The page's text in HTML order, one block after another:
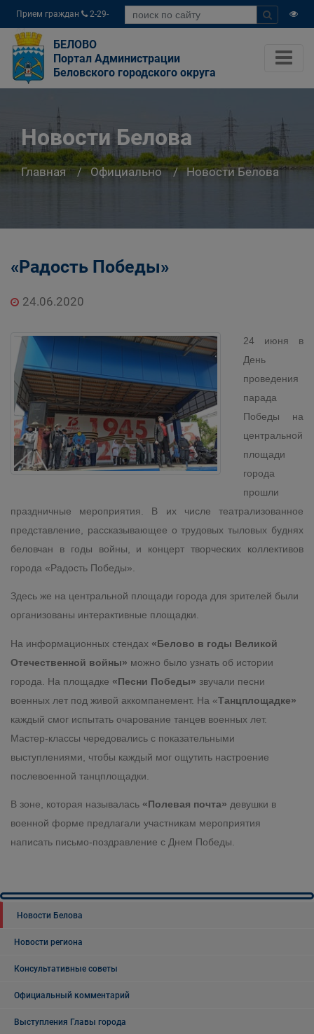
Прием граждан
2-29-
04
БЕЛОВО
Портал Администрации
Беловского городского округа
Новости Белова
Главная Официально Новости Белова
«Радость Победы»
24.06.2020
24 июня в
День
проведения
парада
Победы на
центральной
площади
города
прошли
праздничные мероприятия. В их числе театрализованное
представление, рассказывающее о трудовых тыловых буднях
беловчан в годы войны, и концерт творческих коллективов
города «Радость Победы».
Здесь же на центральной площади города для зрителей были
организованы интерактивные площадки.
На информационных стендах «Белово в годы Великой
Отечественной войны» можно было узнать об истории
города.
На площадке «Песни Победы» звучали песни
военных лет под живой аккомпанемент. На «Танцплощадке»
каждый смог испытать очарование танцев военных лет.
Мастер-классы чередовались с показательными
выступлениями, чтобы каждый мог ощутить настроение
послевоенной танцплощадки.
В зоне, которая называлась «Полевая почта» девушки в
военной форме предлагали участникам мероприятия
написать письмо-поздравление с Днем Победы.
Новости Белова
Новости региона
Консультативные советы
Официальный комментарий
Выступления Главы города